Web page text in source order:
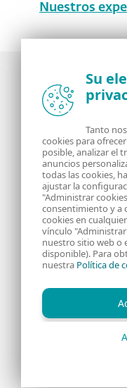
Nuestros
Noticias, opiniones y
seguridad de ESET
Acerca de
Contáctanos
Información Legal
Política de
Su
Tanto
cookies para
posible, analizar el
anuncios
todas las cookies,
ajustar la
"Administrar
consentimiento y a
cookies en
vínculo
nuestro sitio web o
disponible). Para
nuestra Política de